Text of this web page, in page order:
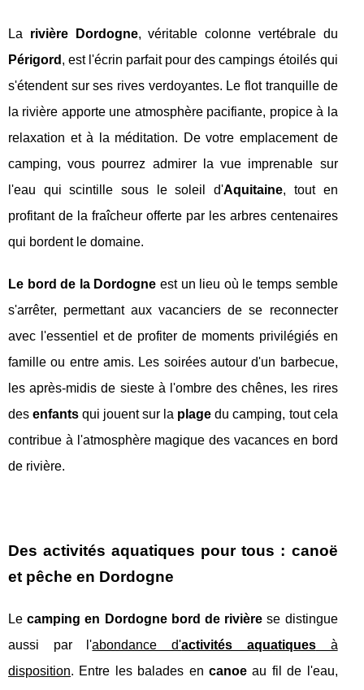
La rivière Dordogne, véritable colonne vertébrale du
Périgord , est l'écrin parfait pour des campings étoilés qui
s'étendent sur ses rives verdoyantes. Le flot tranquille de
la rivière apporte une atmosphère pacifiante, propice à la
relaxation et à la méditation. De votre emplacement de
camping, vous pourrez admirer la vue imprenable sur
l'eau qui scintille sous le soleil d'Aquitaine, tout en
profitant de la fraîcheur offerte par les arbres centenaires
qui bordent le domaine.
Le bord de la Dordogne est un lieu où le temps semble
s'arrêter, permettant aux vacanciers de se reconnecter
avec l'essentiel et de profiter de moments privilégiés en
famille ou entre amis. Les soirées autour d'un barbecue,
les après-midis de sieste à l'ombre des chênes, les rires
desenfants qui jouent sur la plage du camping, tout cela
contribue à l'atmosphère magique des vacances en bord
de rivière.
Des activités aquatiques pour tous : canoë
et pêche en Dordogne
Lecamping en Dordogne bord de rivière se distingue
aussi par l'abondance d'activités aquatiquesà
disposition. Entre les balades en canoe au fil de l'eau,